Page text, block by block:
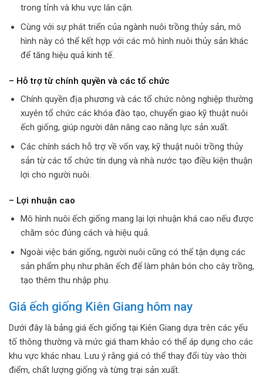
trong tỉnh và khu vực lân cận.
Cùng với sự phát triển của ngành nuôi trồng thủy sản, mô
hình này có thể kết hợp với các mô hình nuôi thủy sản khác
để tăng hiệu quả kinh tế.
– Hỗ trợ từ chính quyền và các tổ chức
Chính quyền địa phương và các tổ chức nông nghiệp thường
xuyên tổ chức các khóa đào tạo, chuyển giao kỹ thuật nuôi
ếch giống, giúp người dân nâng cao năng lực sản xuất.
Các chính sách hỗ trợ về vốn vay, kỹ thuật nuôi trồng thủy
sản từ các tổ chức tín dụng và nhà nước tạo điều kiện thuận
lợi cho người nuôi.
– Lợi nhuận cao
Mô hình nuôi ếch giống mang lại lợi nhuận khá cao nếu được
chăm sóc đúng cách và hiệu quả.
Ngoài việc bán giống, người nuôi cũng có thể tận dụng các
sản phẩm phụ như phân ếch để làm phân bón cho cây trồng,
tạo thêm thu nhập phụ.
Giá ếch giống Kiên Giang hôm nay
Dưới đây là bảng giá ếch giống tại Kiên Giang dựa trên các yếu
tố thông thường và mức giá tham khảo có thể áp dụng cho các
khu vực khác nhau. Lưu ý rằng giá có thể thay đổi tùy vào thời
điểm, chất lượng giống và từng trại sản xuất.